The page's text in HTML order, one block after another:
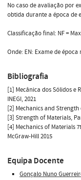
No caso de avaliação por
obtida durante a época de
Classificação final: NF =
Onde: EN: Exame de
Bibliografia
[1] Mecânica dos Sólidos e
INEGI, 2021
[2] Mechanics and
[3] Strength of Materials,
[4] Mechanics of Materials
McGraw-Hill 2015
Equipa Docente
Gonçalo Nuno